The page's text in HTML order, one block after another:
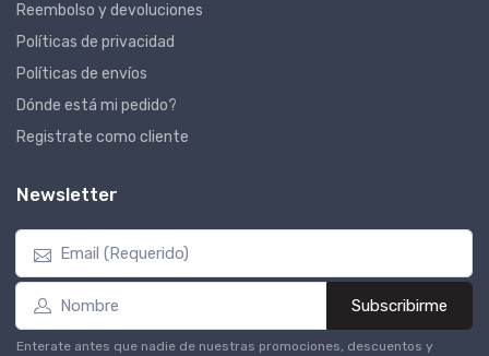
Reembolso y devoluciones
Políticas de privacidad
Políticas de envíos
Dónde está mi pedido?
Registrate como cliente
Newsletter
Subscribirme
Enterate antes que nadie de nuestras promociones, descuentos y